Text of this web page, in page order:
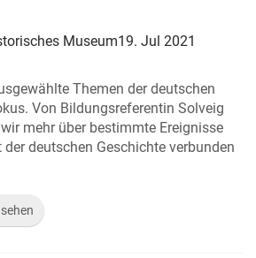
Museum19. Jul 2021
Themen der deutschen
Von Bildungsreferentin Solveig
mehr über bestimmte Ereignisse
deutschen Geschichte verbunden